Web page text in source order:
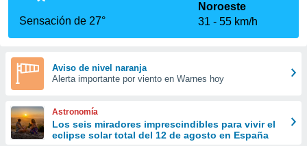
calidad.
a este
las
forma
digital
basada
Sensación de 27°
Noroeste
31
55 km/h
Aviso de nivel naranja
Alerta importante por viento en Warnes hoy
Astronomía
Los seis miradores imprescindibles para vivir el
eclipse solar total del 12 de agosto en España